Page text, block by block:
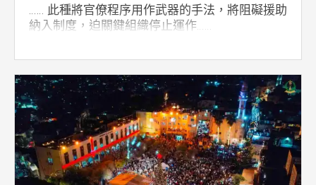
…… 此種將官僚程序用作武器的手法，將阻礙援助
納入制度，迫關鍵組織停止運作……